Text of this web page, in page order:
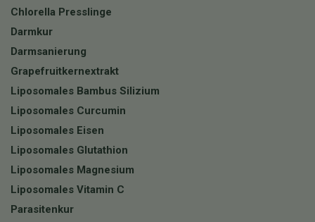
Chlorella Presslinge
Darmkur
Darmsanierung
Grapefruitkernextrakt
Liposomales Bambus Silizium
Liposomales Curcumin
Liposomales Eisen
Liposomales Glutathion
Liposomales Magnesium
Liposomales Vitamin C
Parasitenkur